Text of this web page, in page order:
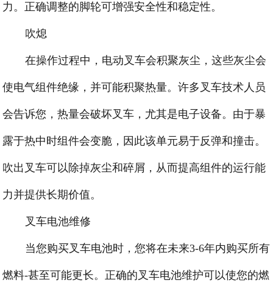
力。正确调整的脚轮可增强安全性和稳定性。
吹熄
在操作过程中，电动叉车会积聚灰尘，这些灰尘会
使电气组件绝缘，并可能积聚热量。许多叉车技术人员
会告诉您，热量会破坏叉车，尤其是电子设备。由于暴
露于热中时组件会变脆，因此该单元易于反弹和撞击。
吹出叉车可以除掉灰尘和碎屑，从而提高组件的运行能
力并提供长期价值。
叉车电池维修
当您购买叉车电池时，您将在未来3-6年内购买所有
燃料-甚至可能更长。正确的叉车电池维护可以使您的燃